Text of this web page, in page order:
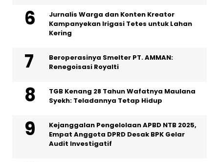
Jurnalis Warga dan Konten Kreator
Kampanyekan Irigasi Tetes untuk Lahan
Kering
Beroperasinya Smelter PT. AMMAN:
Renegoisasi Royalti
TGB Kenang 28 Tahun Wafatnya Maulana
Syekh: Teladannya Tetap Hidup
Kejanggalan Pengelolaan APBD NTB 2025,
Empat Anggota DPRD Desak BPK Gelar
Audit Investigatif